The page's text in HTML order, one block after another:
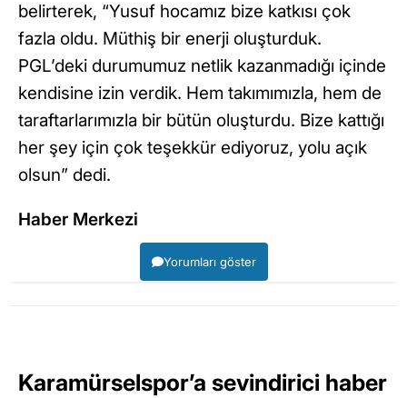
belirterek, “Yusuf hocamız bize katkısı çok
fazla oldu. Müthiş bir enerji oluşturduk.
PGL’deki durumumuz netlik kazanmadığı içinde
kendisine izin verdik. Hem takımımızla, hem de
taraftarlarımızla bir bütün oluşturdu. Bize kattığı
her şey için çok teşekkür ediyoruz, yolu açık
olsun” dedi.
Haber Merkezi
Yorumları göster
Karamürselspor’a sevindirici haber